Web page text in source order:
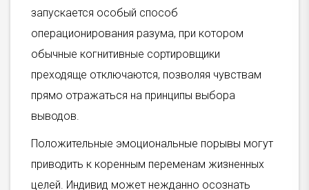
запускается особый способ
операционирования разума, при котором
обычные когнитивные сортировщики
преходяще отключаются, позволяя чувствам
прямо отражаться на принципы выбора
выводов.
Положительные эмоциональные порывы могут
приводить к коренным переменам жизненных
целей. Индивид может нежданно осознать